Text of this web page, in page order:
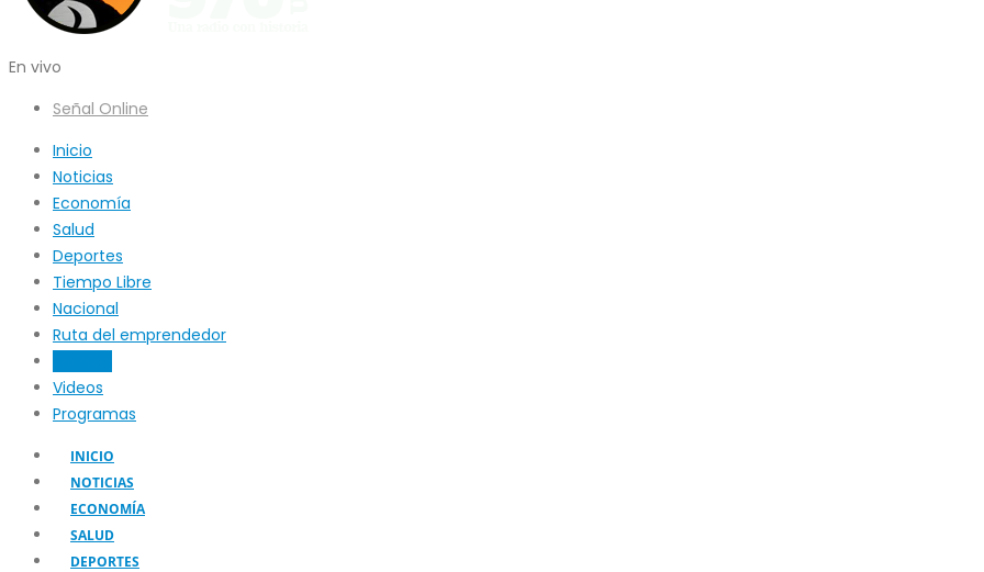
En vivo
Señal Online
Inicio
Noticias
Economía
Salud
Deportes
Tiempo Libre
Nacional
Ruta del emprendedor
Videos
Programas
INICIO
NOTICIAS
ECONOMÍA
SALUD
DEPORTES